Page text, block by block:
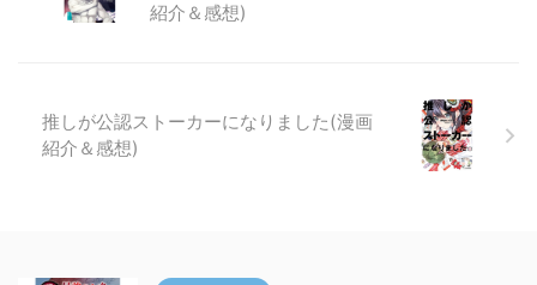
紹介＆感想)
推しが公認ストーカーになりました(漫画
紹介＆感想)